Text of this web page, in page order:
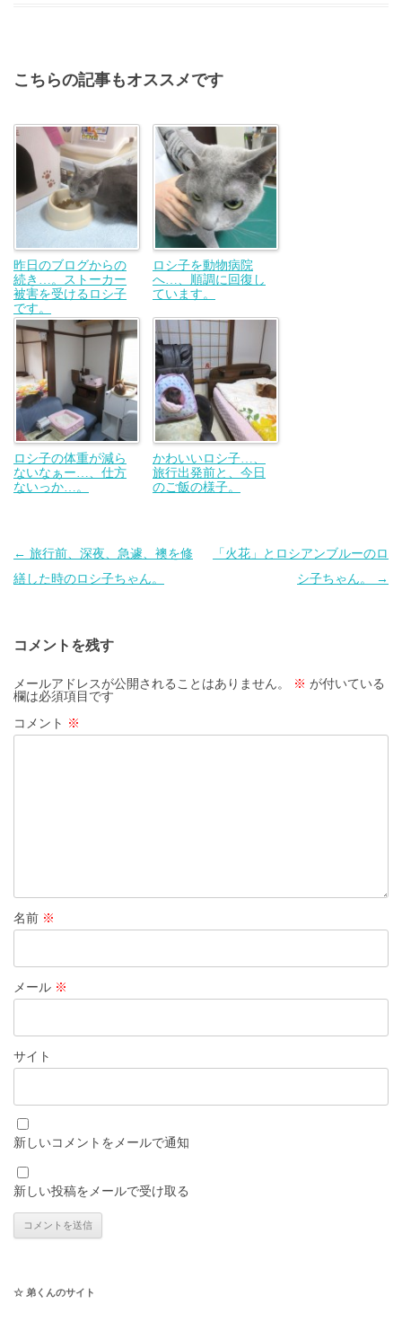
こちらの記事もオススメです
昨日のブログからの
続き…。ストーカー
被害を受けるロシ子
です。
ロシ子を動物病院
へ…、順調に回復し
ています。
ロシ子の体重が減ら
ないなぁー…、仕方
ないっか…。
かわいいロシ子…、
旅行出発前と、今日
のご飯の様子。
投
稿
ゲ
ー
シ
ョ
← 旅行前、深夜、急遽、襖を修
繕した時のロシ子ちゃん。
「火花」とロシアンブルーのロ
シ子ちゃん。
→
コメントを残す
メールアドレスが公開されることはありません。 ※ が付いている
欄は必須項目です
コメント ※
名前 ※
メール ※
サイト
新しいコメントをメールで通知
新しい投稿をメールで受け取る
☆ 弟くんのサイト